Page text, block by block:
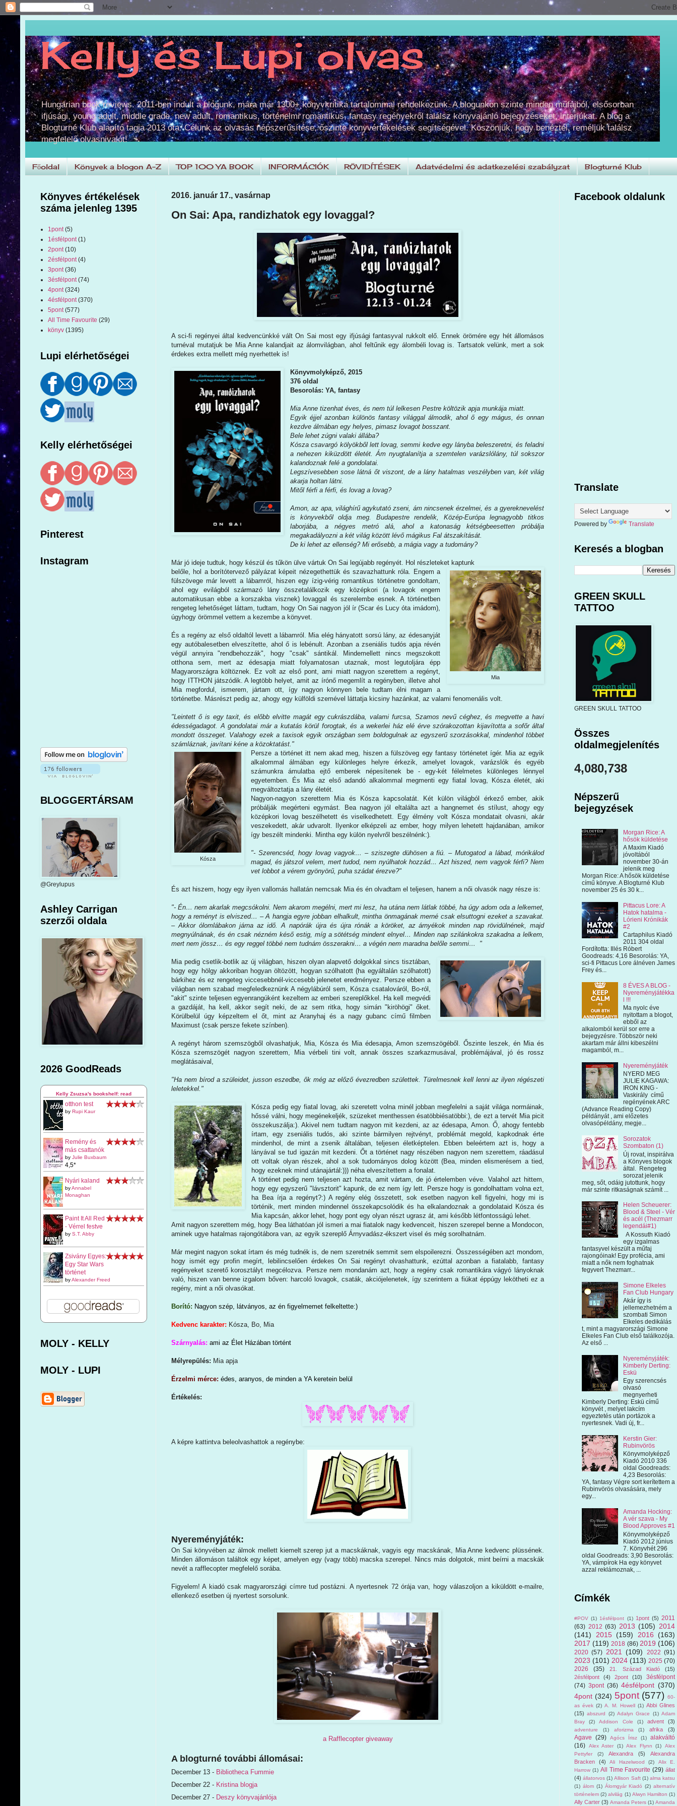
Kelly és Lupi olvas
Hungarian book reviews. 2011-ben indult a blogunk, mára már 1300+ könyvkritika tartalommal rendelkezünk. A blogunkon szinte minden műfajból, elsősorban
ifjúsági, young adult, middle grade, new adult, romantikus, történelmi romantikus, fantasy regényekről találsz könyvajánló bejegyzéseket, interjúkat. A blog a
Blogturné Klub alapító tagja 2013 óta. Célunk az olvasás népszerűsítése, őszinte könyvértékelések segítségével. Köszönjük, hogy benéztél, reméljük találsz
megfelelő olvasnivalót!
Főoldal Könyvek a blogon A-Z TOP 100 YA BOOK INFORMÁCIÓK RÖVIDÍTÉSEK Adatvédelmi és adatkezelési szabályzat Blogturné Klub
2016. január 17., vasárnap
On Sai: Apa, randizhatok egy lovaggal?
A sci-fi regényei által kedvencünkké vált On Sai most egy ifjúsági fantasyval rukkolt elő. Ennek örömére egy hét állomásos
turnéval mutatjuk be Mia Anne kalandjait az álomvilágban, ahol feltűnik egy álombéli lovag is. Tartsatok velünk, mert a sok
érdekes extra mellett még nyerhettek is!
Könyvmolyképző, 2015
376 oldal
Besorolás: YA, fantasy
Mia Anne tizenhat éves, és nem túl lelkesen Pestre költözik apja munkája miatt.
Egyik éjjel azonban különös fantasy világgal álmodik, ahol ő egy mágus, és onnan
kezdve álmában egy helyes, pimasz lovagot bosszant.
Bele lehet zúgni valaki állába?
Kósza csavargó kölyökből lett lovag, semmi kedve egy lányba beleszeretni, és feladni
a nehezen kiküzdött életét. Ám nyugtalanítja a szemtelen varázslólány, túl sokszor
kalandoznak felé a gondolatai.
Legszívesebben sose látná őt viszont, de a lány hatalmas veszélyben van, két világ
akarja holtan látni.
Mitől férfi a férfi, és lovag a lovag?
Amon, az apa, világhírű agykutató zseni, ám nincsenek érzelmei, és a gyereknevelést
is könyvekből oldja meg. Budapestre rendelik, Közép-Európa legnagyobb titkos
laborjába, a négyes metró alá, ahol a katonaság kétségbeesetten próbálja
megakadályozni a két világ között lévő mágikus Fal átszakítását.
De ki lehet az ellenség? Mi erősebb, a mágia vagy a tudomány?
Már jó ideje tudtuk, hogy készül és tűkön ülve vártuk On Sai legújabb regényét. Hol részleteket kaptunk
Mia
belőle, hol a borítótervező pályázat képeit nézegethettük és szavazhattunk róla. Engem a
fülszövege már levett a lábamról, hiszen egy ízig-vérig romantikus történetre gondoltam,
ahol egy evilágból származó lány összetalálkozik egy középkori (a lovagok engem
automatikusan ebbe a korszakba visznek) lovaggal és szerelembe esnek. A történetben
rengeteg lehetőséget láttam, tudtam, hogy On Sai nagyon jól ír (Scar és Lucy óta imádom),
úgyhogy örömmel vettem a kezembe a könyvet.
És a regény az első oldaltól levett a lábamról. Mia elég hányatott sorsú lány, az édesanyját
egy autóbalesetben elveszítette, ahol ő is lebénult. Azonban a zseniális tudós apja révén
végül annyira "rendbehozzák", hogy "csak" sántikál. Mindemellett nincs megszokott
otthona sem, mert az édesapja miatt folyamatosan utaznak, most legutoljára épp
Magyarországra költöznek. Ez volt az első pont, ami miatt nagyon szerettem a regényt,
hogy ITTHON játszódik. A legtöbb helyet, amit az írónő megemlít a regényben, illetve ahol
Mia megfordul, ismerem, jártam ott, így nagyon könnyen bele tudtam élni magam a
történetbe. Másrészt pedig az, ahogy egy külföldi szemével láttatja kicsiny hazánkat, az valami fenomenális volt.
"Leintett ő is egy taxit, és előbb elvitte magát egy cukrászdába, valami furcsa, Szamos nevű céghez, és megvette a havi
édességadagot. A gondolatai már a kutatás körül forogtak, és a wekerlei ház elé érve szórakozottan kijavította a sofőr által
mondott összeget. Valahogy ezek a taxisok egyik országban sem boldogulnak az egyszerű szorzásokkal, mindenhol többet
számláznak, javítani kéne a közoktatást."
Kósza
Persze a történet itt nem akad meg, hiszen a fülszöveg egy fantasy történetet ígér. Mia az egyik
alkalommal álmában egy különleges helyre érkezik, amelyet lovagok, varázslók és egyéb
számunkra ámulatba ejtő emberek népesítenek be - egy-két félelmetes különleges lénnyel
egyetemben. És Mia az első adandó alkalommal megmenti egy fiatal lovag, Kósza életét, aki
megváltoztatja a lány életét.
Nagyon-nagyon szerettem Mia és Kósza kapcsolatát. Két külön világból érkező ember, akik
próbálják megérteni egymást. Bea nagyon jól eltalálta azt a hangnemet és stílust, ahogy egy
középkori lovag beszélhetett és viselkedhetett. Egy élmény volt Kósza mondatait olvasni, akár
veszekedett, akár udvarolt. Ilyenkor elképzeli az ember, hogy milyen lehetett hajdanában, amikor
így beszélt mindenki. Mintha egy külön nyelvről beszélnénk:)
"- Szerencséd, hogy lovag vagyok… – sziszegte dühösen a fiú. – Mutogatod a lábad, mórikálod
magad, és játszol velem, mert tudod, nem nyúlhatok hozzád… Azt hiszed, nem vagyok férfi? Nem
vet lobbot a vérem gyönyörű, puha szádat érezve?"
És azt hiszem, hogy egy ilyen vallomás hallatán nemcsak Mia és én olvadtam el teljesen, hanem a női olvasók nagy része is:
"- Én… nem akarlak megcsókolni. Nem akarom megélni, mert mi lesz, ha utána nem látlak többé, ha úgy adom oda a lelkemet,
hogy a reményt is elviszed… – A hangja egyre jobban elhalkult, mintha önmagának merné csak elsuttogni ezeket a szavakat.
– Akkor ólomlábakon járna az idő. A napórák újra és újra rónák a köröket, az árnyékok minden nap rövidülnének, majd
megnyúlnának, és én csak nézném késő estig, míg a sötétség mindent elnyel… Minden nap szilánkokra szakadna a lelkem,
mert nem jössz… és egy reggel többé nem tudnám összerakni… a végén nem maradna belőle semmi… "
Mia pedig csetlik-botlik az új világban, hiszen olyan alapvető dolgokkal sincs tisztában,
hogy egy hölgy akkoriban hogyan öltözött, hogyan szólhatott (ha egyáltalán szólhatott)
bárkihez és ez rengeteg viccesebbnél-viccesebb jelenetet eredményez. Persze ebben a
világban nem szabad megfeledkeznünk A négylábúról sem, Kósza csatalováról, Bo-ról,
"akit" szinte teljesen egyenrangúként kezeltem az emberi szereplőkkel. Ha kell megvédi
a gazdáját, ha kell, akkor segít neki, de az sem ritka, hogy simán "kiröhögi" őket.
Körülbelül úgy képzeltem el őt, mint az Aranyhaj és a nagy gubanc című filmben
Maximust (csak persze fekete színben).
A regényt három szemszögből olvashatjuk, Mia, Kósza és Mia édesapja, Amon szemszögéből. Őszinte leszek, én Mia és
Kósza szemszögét nagyon szerettem, Mia vérbeli tini volt, annak összes szarkazmusával, problémájával, jó és rossz
meglátásaival,
"Ha nem bírod a szüleidet, jusson eszedbe, ők még az előző évezredben születtek. Türelmesnek kell lenni az ilyen régészeti
leletekkel."
Kósza pedig egy fiatal lovag, aki szeretett volna minél jobban megfelelni a saját világa normáinak,
hőssé válni, hogy megénekeljék, szüzeket menthessen ésatöbbiésatöbbi:), de ezt a tervét Mia picit
összekuszálja:). Akivel nem tudtam nagyon mit kezdeni, az az édesapa, Amon. Ő, ahogy fentebb
írtam, egy zseniális tudós, aki szinte bármilyen rejtvényt, problémát megold, kapkodnak érte
mindenhol, de mint a zsenik általában, teljesen életképtelen. Ebben beleértem azt is, hogy a
lányával se tud igazán mit kezdeni. Őt a történet nagy részében nagyon nem szerettem, ráadásul
ott voltak olyan részek, ahol a sok tudományos dolog között (Bea, minden elismerésem a tied,
hogy ezeknek mind utánajártál:))) néha elveszítettem a fonalat.
A történet pedig nem teljesen azt hozta, amit vártam, de jó értelemben véve. Valahol azt hittem,
hogy egy egyszerű "lávsztorit" kapunk, de ez nem így lett. Persze hogy is gondolhattam volna ezt,
ha Bea írja a regényt?:) A regény elég összetett, sok esetben nagyon kell figyelni, hogy mi is
történik, mert minden mindennel összekapcsolódik és ha elkalandoznak a gondolataid Kósza és
Mia kapcsán, akkor lehet, hogy pont egy olyan részt ugrasz át, ami később létfontosságú lehet.
Amit nagyon szerettem még, hogy Bea láthatóan jól ismeri a mai fiatalok nagy kedvenceit, hiszen szerepel benne a Mondocon,
aminek ugye hatalmas rajongótábora van, az egyik szereplő Árnyvadász-ékszert visel és még sorolhatnám.
Már megint nagyon sokat írtam és még tudnék is, de nem szeretnék semmit sem elspoilerezni. Összességében azt mondom,
hogy ismét egy profin megírt, lebilincselően érdekes On Sai regényt olvashattunk, ezúttal azonban a fiatalabb, fantasy
regényeket szerető korosztályt megcélozva. Persze nem mondanám azt, hogy a regény csak romantikára vágyó lányoknak
való, hiszen van benne izgalom bőven: harcoló lovagok, csaták, akciójelenetek, így szerintem a fiúkat éppúgy lekötheti ez a
regény, mint a női olvasókat.
Borító: Nagyon szép, látványos, az én figyelmemet felkeltette:)
Kedvenc karakter: Kósza, Bo, Mia
Szárnyalás: ami az Élet Házában történt
Mélyrepülés: Mia apja
Érzelmi mérce: édes, aranyos, de minden a YA keretein belül
Értékelés:
A képre kattintva beleolvashattok a regénybe:
Nyereményjáték:
On Sai könyvében az álmok mellett kiemelt szerep jut a macskáknak, vagyis egy macskának, Mia Anne kedvenc plüssének.
Minden állomáson találtok egy képet, amelyen egy (vagy több) macska szerepel. Nincs más dolgotok, mint beírni a macskák
nevét a rafflecopter megfelelő sorába.
Figyelem! A kiadó csak magyarországi címre tud postázni. A nyertesnek 72 órája van, hogy válaszoljon a kiküldött e-mailre,
ellenkező esetben új nyertest sorsolunk.
a Rafflecopter giveaway
A blogturné további állomásai:
December 13 - Bibliotheca Fummie
December 22 - Kristina blogja
December 27 - Deszy könyvajánlója
Könyves értékelések
száma jelenleg 1395
1pont (5)
1ésfélpont (1)
2pont (10)
2ésfélpont (4)
3pont (36)
3ésfélpont (74)
4pont (324)
4ésfélpont (370)
5pont (577)
All Time Favourite (29)
könyv (1395)
Lupi elérhetőségei
Kelly elérhetőségei
Pinterest
Instagram
BLOGGERTÁRSAM
@Greylupus
Ashley Carrigan
szerzői oldala
2026 GoodReads
Kelly Zsuzsa's bookshelf: read
otthon test
by Rupi Kaur
Remény és
más csattanók
by Julie Buxbaum
4,5*
Nyári kaland
byAnnabel
Monaghan
Paint It All Red
- Vérrel festve
by S.T. Abby
Zsivány Egyes:
Egy Star Wars
történet
byAlexander Freed
MOLY - KELLY
MOLY - LUPI
Facebook oldalunk
Translate
Powered by Translate
Keresés a blogban
GREEN SKULL
TATTOO
GREEN SKULL TATTOO
Összes
oldalmegjelenítés
4,080,738
Népszerű
bejegyzések
Morgan Rice: A
hősök küldetése
A Maxim Kiadó
jóvoltából
november 30-án
jelenik meg
Morgan Rice: A hősök küldetése
című könyve. A Blogturné Klub
november 25 és 30 k...
Pittacus Lore: A
Hatok hatalma -
Lórieni Krónikák
#2
Cartaphilus Kiadó
2011 304 oldal
Fordította: Illés Róbert
Goodreads: 4,16 Besorolás: YA,
sci-fi Pittacus Lore álnéven James
Frey és...
8 ÉVES A BLOG -
Nyereményjátékka
l !!!
Ma nyolc éve
nyitottam a blogot,
ebből az
alkalomból kerül sor erre a
bejegyzésre. Többször neki
akartam már állni kibeszélni
magamból, m...
Nyereményjáték
NYERD MEG
JULIE KAGAWA:
IRON KING -
Vaskirály című
regényének ARC
(Advance Reading Copy)
példányát , ami előzetes
olvasópéldány, megje...
Sorozatok
Szombaton (1)
Új rovat, inspirálva
a Könyves blogok
által. Rengeteg
sorozat jelenik
meg, sőt, odáig jutottunk, hogy
már szinte ritkaságnak számít ...
Helen Scheuerer:
Blood & Steel - Vér
és acél (Thezmarr
legendái#1)
A Kossuth Kiadó
egy izgalmas
fantasyvel készült a műfaj
rajongóinak! Egy profécia, ami
miatt a nők nem foghatnak
fegyvert Thezmarr...
Simone Elkeles
Fan Club Hungary
Akár így is
jellemezhetném a
szombati Simon
Elkeles dedikálás
t, mint a magyarországi Simone
Elkeles Fan Club első találkozója.
Az első ...
Nyereményjáték:
Kimberly Derting:
Eskü
Egy szerencsés
olvasó
megnyerheti
Kimberly Derting: Eskü című
könyvét , melyet lakcím
egyeztetés után portázok a
nyertesnek. Vadi új, fr...
Kerstin Gier:
Rubinvörös
Könyvmolyképző
Kiadó 2010 336
oldal Goodreads:
4,23 Besorolás:
YA, fantasy Végre sort kerítettem a
Rubinvörös olvasására, mely
egy...
Amanda Hocking:
A vér szava - My
Blood Approves #1
Könyvmolyképző
Kiadó 2012 június
7. Könyvhét 296
oldal Goodreads: 3,90 Besorolás:
YA, vámpírok Ha egy könyvet
azzal reklámoznak, ...
Címkék
#POV (1) 1ésfélpont (1) 1pont (5) 2011
(63) 2012 (63) 2013 (105) 2014
(141)
2015 (159) 2016
(163)
2017 (119) 2018 (86) 2019 (106)
2020 (57) 2021 (109) 2022 (91)
2023 (101) 2024 (113) 2025 (70)
2026
(35) 21. Század Kiadó
(15)
2ésfélpont
(4) 2pont (10)
3ésfélpont
(74) 3pont (36) 4ésfélpont (370)
4pont (324) 5pont (577) 60-
as évek (2) A. M. Howell (1) Abbi Glines
(15) abszurd (2) Adalyn Grace (1) Adam
Bray
(2) Addison Cole (1) advent (3)
adventure (1) aforizma (1) afrika (3)
Agave (29) Agócs Írisz (1)
alakváltó
(16)
Alex Aster (1) Alex Flynn (1)
Alex
Pettyfer
(2) Alexandra (5)
Alexandra
Bracken
(4) Ali Hazelwood (2)
Alix E.
Harrow (1) All Time Favourite (29) állat
(4) állatorvos (1) Allison Saft (1) alma katsu
(1) álom (1) Álomgyár Kiadó (2) alternatív
történelem (2) alvilág (1) Alwyn Hamilton (1)
Ally Carter (3) Amanda Peters (1) Amanda